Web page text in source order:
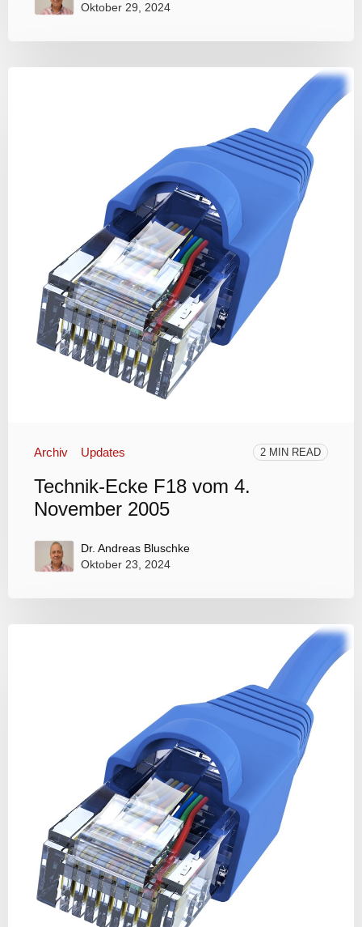
Oktober 29, 2024
Archiv Updates 2 MIN READ
Technik-Ecke F18 vom 4.
November 2005
Dr. Andreas Bluschke
Oktober 23, 2024